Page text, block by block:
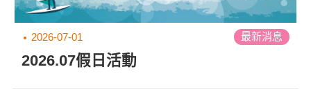
2026-07-01 最新消息
2026.07假日活動